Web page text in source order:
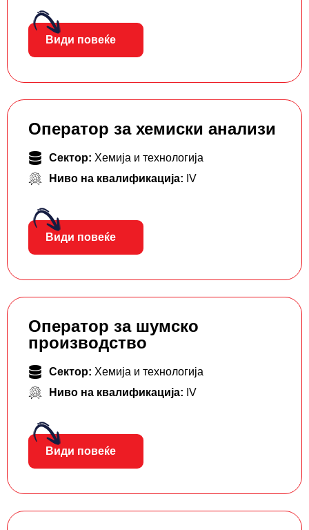
Види повеќе
Оператор за хемиски анализи
Сектор: Хемија и технологија
Ниво на квалификација: IV
Види повеќе
Оператор за шумско
производство
Сектор: Хемија и технологија
Ниво на квалификација: IV
Види повеќе